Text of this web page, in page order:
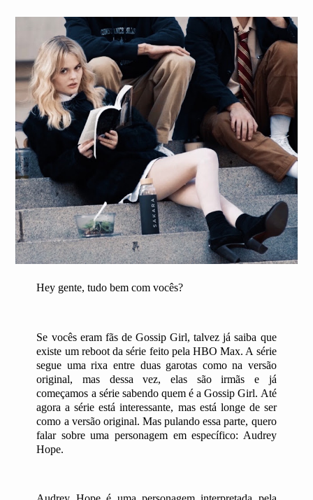
Hey gente, tudo bem com vocês?
Se vocês eram fãs de Gossip Girl, talvez já saiba que
existe um reboot da série feito pela HBO Max. A série
segue uma rixa entre duas garotas como na versão
original, mas dessa vez, elas são irmãs e já
começamos a série sabendo quem é a Gossip Girl. Até
agora a série está interessante, mas está longe de ser
como a versão original. Mas pulando essa parte, quero
falar sobre uma personagem em específico: Audrey
Hope.